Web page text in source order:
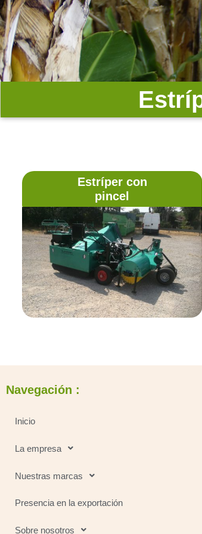
Estríper con
pincel
Navegación :
Inicio
La empresa
Nuestras marcas
Presencia en la exportación
Sobre nosotros